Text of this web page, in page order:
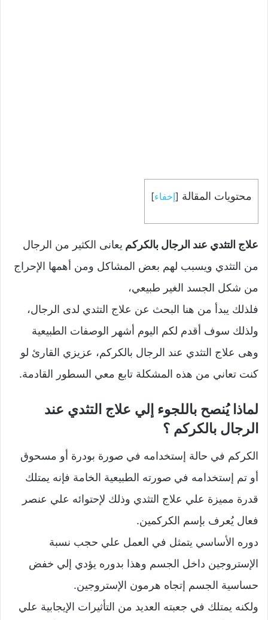
محتويات المقالة [إخفاء]
علاج التثدي عند الرجال بالكركم يعانى الكثير من الرجال
من التثدي ويسبب لهم بعض المشاكل ومن أهمها الإحراج
من شكل الجسد الغير طبيعي،
فلذلك يبدأ من هنا البحث عن علاج التثدي لدى الرجال،
ولذلك سوف أقدم لكم اليوم أشهر الوصفات الطبيعية
وهى علاج التثدي عند الرجال بالكركم، عزيزي القارئ لو
كنت تعاني من هذه المشكلة تابع معي السطور القادمة.
لماذا يُنصح باللجوء إلي علاج التثدي عند
الرجال بالكركم ؟
الكركم في حالة إستخدامه في صورة بودرة أو مسحوق
أو تم إستخدامه في صورته الطبيعية الخامة فإنه يمتلك
قدرة مميزة علي علاج التثدي وذلك لإحتوائه علي عنصر
فعال يُعرف بإسم الكركمين.
دوره الأساسي يتمثل في العمل علي حجب نسبة
الإستروجين داخل الجسم وهذا بدوره يؤدي إلي خفض
حساسية الجسم إتجاه هرمون الإستروجين.
ولكنه يمتلك في جعبته العديد من التأثيرات الإيجابية علي